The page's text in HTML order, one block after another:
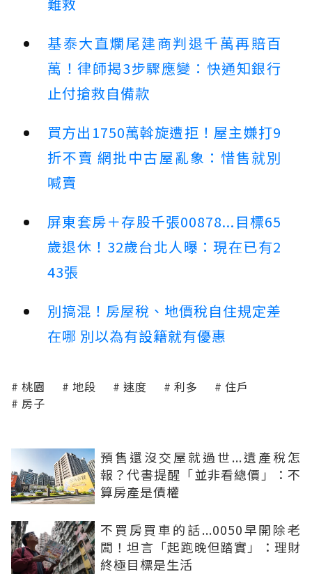
基泰大直爛尾建商判退千萬再賠百
萬！律師揭3步驟應變：快通知銀行
止付搶救自備款
買方出1750萬斡旋遭拒！屋主嫌打9
折不賣 網批中古屋亂象：惜售就別
喊賣
屏東套房＋存股千張00878...目標65
歲退休！32歲台北人曝：現在已有2
43張
別搞混！房屋稅、地價稅自住規定差
在哪 別以為有設籍就有優惠
桃園 地段 速度 利多
住戶
房子
預售還沒交屋就過世...遺產稅怎
報？代書提醒「並非看總價」：不
算房產是債權
不買房買車的話...0050早開除老
闆！坦言「起跑晚但踏實」：理財
終極目標是生活